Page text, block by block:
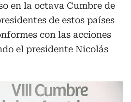
en la octava Cumbre de
de estos países
con las acciones
el presidente Nicolás